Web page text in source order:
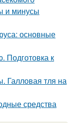
и минусы
основные
Подготовка к
Галловая тля на
средства